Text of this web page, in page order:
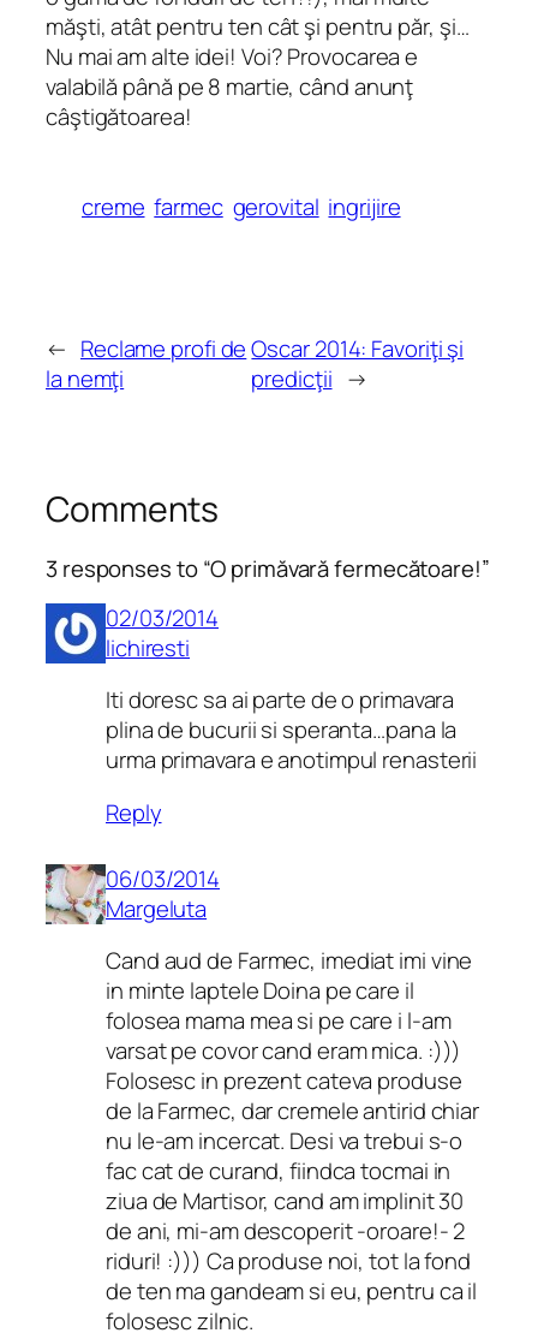
măşti, atât pentru ten cât şi pentru păr, şi…
Nu mai am alte idei! Voi? Provocarea e
valabilă până pe 8 martie, când anunţ
câştigătoarea!
creme farmec gerovital ingrijire
← Reclame profi de
la nemţi
Oscar 2014: Favoriţi şi
predicţii →
Comments
3 responses to “O primăvară fermecătoare!”
02/03/2014
lichiresti
Iti doresc sa ai parte de o primavara
plina de bucurii si speranta…pana la
urma primavara e anotimpul renasterii
Reply
06/03/2014
Margeluta
Cand aud de Farmec, imediat imi vine
in minte laptele Doina pe care il
folosea mama mea si pe care i l-am
varsat pe covor cand eram mica. :)))
Folosesc in prezent cateva produse
de la Farmec, dar cremele antirid chiar
nu le-am incercat. Desi va trebui s-o
fac cat de curand, fiindca tocmai in
ziua de Martisor, cand am implinit 30
de ani, mi-am descoperit -oroare!- 2
riduri! :))) Ca produse noi, tot la fond
de ten ma gandeam si eu, pentru ca il
folosesc zilnic.